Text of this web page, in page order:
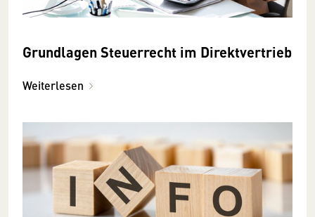
Grundlagen Steuerrecht im Direktvertrieb
Weiterlesen